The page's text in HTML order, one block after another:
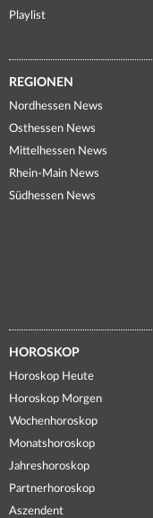
Playlist
REGIONEN
Nordhessen News
Osthessen News
Mittelhessen News
Rhein-Main News
Südhessen News
HOROSKOP
Horoskop Heute
Horoskop Morgen
Wochenhoroskop
Monatshoroskop
Jahreshoroskop
Partnerhoroskop
Aszendent